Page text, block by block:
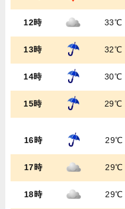
12時 33℃
13時 32℃
14時 30℃
15時 29℃
16時 29℃
17時 29℃
18時 29℃